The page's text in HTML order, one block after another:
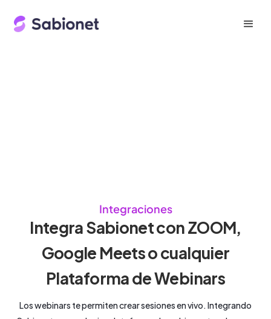
Integraciones
Integra Sabionet con ZOOM,
Google Meets o cualquier
Plataforma de Webinars
Los webinars te permiten crear sesiones en vivo. Integrando